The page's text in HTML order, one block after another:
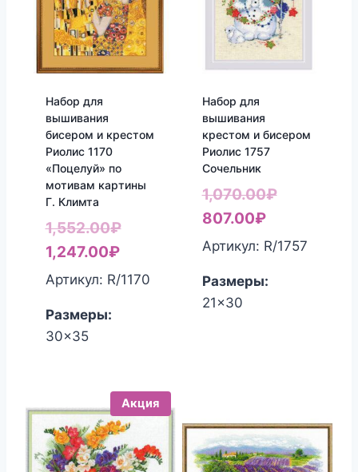
Набор для
вышивания
бисером и крестом
Риолис 1170
«Поцелуй» по
мотивам картины
Г. Климта
1,552.00₽Первоначальная
составляла
1,247.00₽Текущая
цена:
Артикул: R/1170
Размеры:
30x35
Набор для
вышивания
крестом и бисером
Риолис 1757
Сочельник
1,070.00₽
807.00₽Текущая
цена:
Артикул: R/1757
Размеры:
21x30
Акция